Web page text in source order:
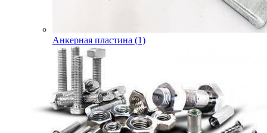
Анкерная пластина (1)